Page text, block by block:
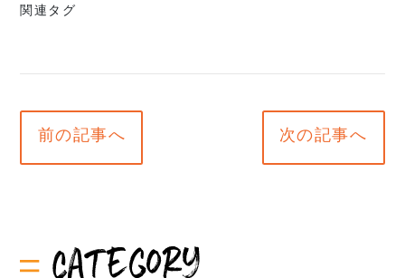
関連タグ
前の記事へ 次の記事へ